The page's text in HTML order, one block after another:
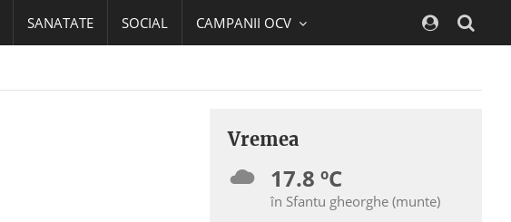
SANATATE SOCIAL CAMPANII OCV
Vremea
17.8 ºC
în Sfantu gheorghe (munte)